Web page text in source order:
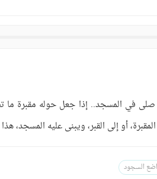
صلى في المسجد.. إذا جعل حوله مقبرة
أو إلى القبر، ويبنى عليه المسجد،
السجود